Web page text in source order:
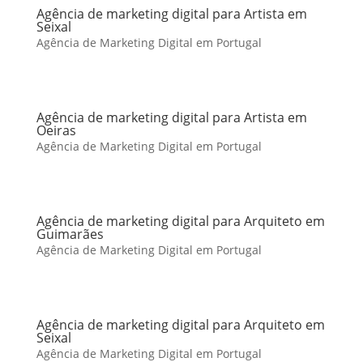
Agência de marketing digital para Artista em
Seixal
Agência de Marketing Digital em Portugal
Agência de marketing digital para Artista em
Oeiras
Agência de Marketing Digital em Portugal
Agência de marketing digital para Arquiteto em
Guimarães
Agência de Marketing Digital em Portugal
Agência de marketing digital para Arquiteto em
Seixal
Agência de Marketing Digital em Portugal